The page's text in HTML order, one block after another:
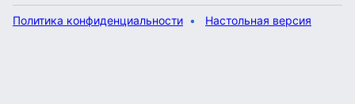
Политика конфиденциальности Настольная версия